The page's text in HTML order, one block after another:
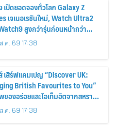
เปิดยอดจองทั่วโลก Galaxy Z
เจเนอเรชันใหม่, Watch Ultra2
สูงกว่ารุ่นก่อนหน้ากว่า
.ค. 69 17:38
เสิร์ฟแคมเปญ “Discover UK:
British Favourites to You”
องอร่อยและไอเท็มฮิตจากสหราช
กร ส่งตรงถึงมือตั้งแต่วันนี้ – 18
มนี้
.ค. 69 17:38